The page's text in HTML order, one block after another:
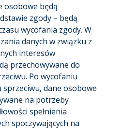
osobowe będą
zgody – będą
wycofania zgody. W
danych w związku z
interesów
przechowywane do
Po wycofaniu
dane osobowe
na potrzeby
spełnienia
spoczywających na